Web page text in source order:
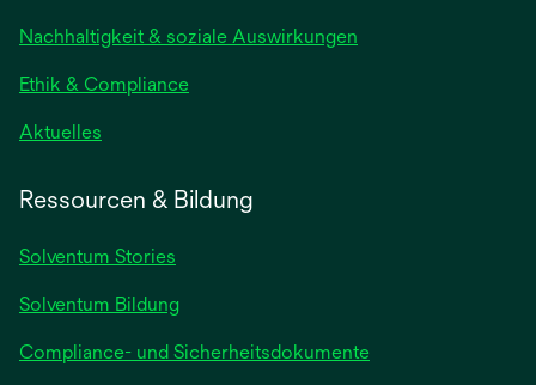
Nachhaltigkeit & soziale Auswirkungen
Ethik & Compliance
Aktuelles
Ressourcen & Bildung
Solventum Stories
Solventum Bildung
Compliance- und Sicherheitsdokumente